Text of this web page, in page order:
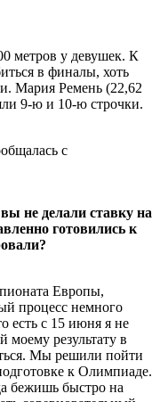
метров у девушек. К
в финалы, хоть
Мария Ремень (22,62
9-ю и 10-ю строчки.
с
не делали ставку на
готовились к
Европы,
процесс немного
есть с 15 июня я не
моему результату в
Мы решили пойти
к Олимпиаде.
бежишь быстро на